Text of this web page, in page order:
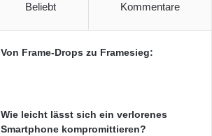
Beliebt Kommentare
Von Frame-Drops zu Framesieg:
Wie leicht lässt sich ein verlorenes
Smartphone kompromittieren?